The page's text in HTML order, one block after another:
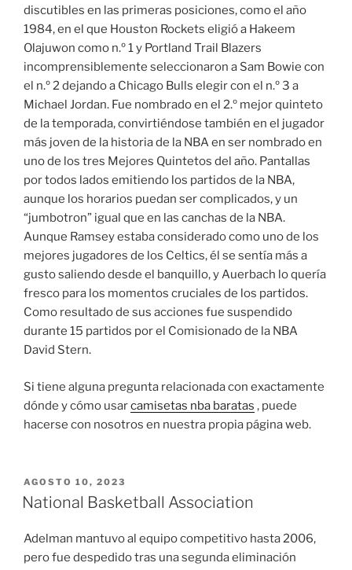
discutibles en las primeras posiciones, como el año
1984, en el que Houston Rockets eligió a Hakeem
Olajuwon como n.º 1 y Portland Trail Blazers
incomprensiblemente seleccionaron a Sam Bowie con
el n.º 2 dejando a Chicago Bulls elegir con el n.º 3 a
Michael Jordan. Fue nombrado en el 2.º mejor quinteto
de la temporada, convirtiéndose también en el jugador
más joven de la historia de la NBA en ser nombrado en
uno de los tres Mejores Quintetos del año. Pantallas
por todos lados emitiendo los partidos de la NBA,
aunque los horarios puedan ser complicados, y un
“jumbotron” igual que en las canchas de la NBA.
Aunque Ramsey estaba considerado como uno de los
mejores jugadores de los Celtics, él se sentía más a
gusto saliendo desde el banquillo, y Auerbach lo quería
fresco para los momentos cruciales de los partidos.
Como resultado de sus acciones fue suspendido
durante 15 partidos por el Comisionado de la NBA
David Stern.
Si tiene alguna pregunta relacionada con exactamente
dónde y cómo usarcamisetas nba baratas , puede
hacerse con nosotros en nuestra propia página web.
PUBLICADO
EL
AGOSTO 10, 2023
National Basketball Association
Adelman mantuvo al equipo competitivo hasta 2006,
pero fue despedido tras una segunda eliminación